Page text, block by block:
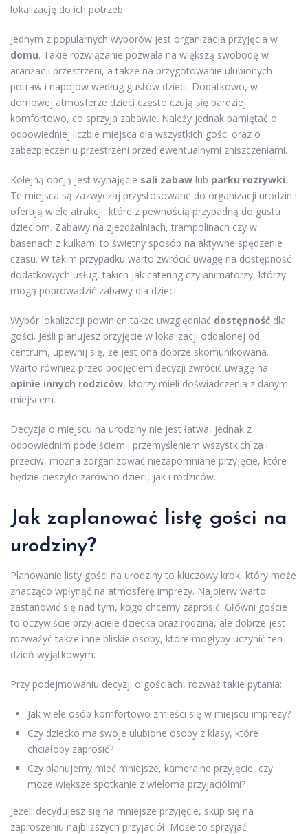
lokalizację do ich potrzeb.
Jednym z popularnych wyborów jest organizacja przyjęcia w
domu. Takie rozwiązanie pozwala na większą swobodę w
aranżacji przestrzeni, a także na przygotowanie ulubionych
potraw i napojów według gustów dzieci. Dodatkowo, w
domowej atmosferze dzieci często czują się bardziej
komfortowo, co sprzyja zabawie. Należy jednak pamiętać o
odpowiedniej liczbie miejsca dla wszystkich gości oraz o
zabezpieczeniu przestrzeni przed ewentualnymi zniszczeniami.
Kolejną opcją jest wynajęcie sali zabaw lub parku rozrywki.
Te miejsca są zazwyczaj przystosowane do organizacji urodzin i
oferują wiele atrakcji, które z pewnością przypadną do gustu
dzieciom. Zabawy na zjeżdżalniach, trampolinach czy w
basenach z kulkami to świetny sposób na aktywne spędzenie
czasu. W takim przypadku warto zwrócić uwagę na dostępność
dodatkowych usług, takich jak catering czy animatorzy, którzy
mogą poprowadzić zabawy dla dzieci.
Wybór lokalizacji powinien także uwzględniać dostępność dla
gości. Jeśli planujesz przyjęcie w lokalizacji oddalonej od
centrum, upewnij się, że jest ona dobrze skomunikowana.
Warto również przed podjęciem decyzji zwrócić uwagę na
opinie innych rodziców, którzy mieli doświadczenia z danym
miejscem.
Decyzja o miejscu na urodziny nie jest łatwa, jednak z
odpowiednim podejściem i przemyśleniem wszystkich za i
przeciw, można zorganizować niezapomniane przyjęcie, które
będzie cieszyło zarówno dzieci, jak i rodziców.
Jak zaplanować listę gości na
urodziny?
Planowanie listy gości na urodziny to kluczowy krok, który może
znacząco wpłynąć na atmosferę imprezy. Najpierw warto
zastanowić się nad tym, kogo chcemy zaprosić. Główni goście
to oczywiście przyjaciele dziecka oraz rodzina, ale dobrze jest
rozważyć także inne bliskie osoby, które mogłyby uczynić ten
dzień wyjątkowym.
Przy podejmowaniu decyzji o gościach, rozważ takie pytania:
Jak wiele osób komfortowo zmieści się w miejscu imprezy?
Czy dziecko ma swoje ulubione osoby z klasy, które
chciałoby zaprosić?
Czy planujemy mieć mniejsze, kameralne przyjęcie, czy
może większe spotkanie z wieloma przyjaciółmi?
Jeżeli decydujesz się na mniejsze przyjęcie, skup się na
zaproszeniu najbliższych przyjaciół. Może to sprzyjać